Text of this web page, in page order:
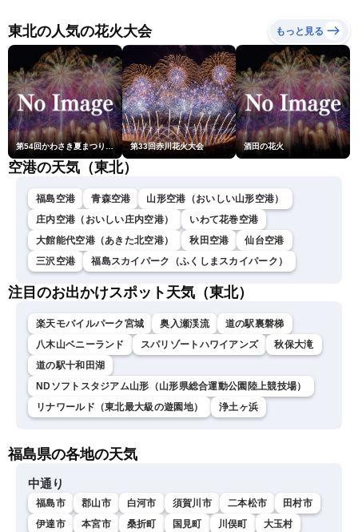
ュースLiVEコーヒータイ
ム・小林李衣奈／有賀哲
夫〉
東北の人気の花火大会 もっと見る
第54回かわさき夏まつり花火大会「おらが自慢のでっかい花火」 第33回赤川花火大会 酒田の花火
空港の天気（東北）
福島空港 青森空港
山形空港（おいしい山形空港）
庄内空港（おいしい庄内空港）
いわて花巻空港
大館能代空港（あきた北空港）
秋田空港
仙台空港
三沢空港
福島スカイパーク（ふくしまスカイパーク）
注目のお出かけスポット天気（東北）
楽天モバイルパーク宮城 奥入瀬渓流
道の駅裏磐梯
八木山ベニーランド
スパリゾートハワイアンズ
秋保大滝
道の駅十和田湖
NDソフトスタジアム山形（山形県総合運動公園陸上競技場）
リナワールド（東北最大級の遊園地）
浄土ヶ浜
福島県の各地の天気
中通り
福島市 郡山市 白河市 須賀川市 二本松市
田村市
伊達市
本宮市 桑折町 国見町 川俣町 大玉村